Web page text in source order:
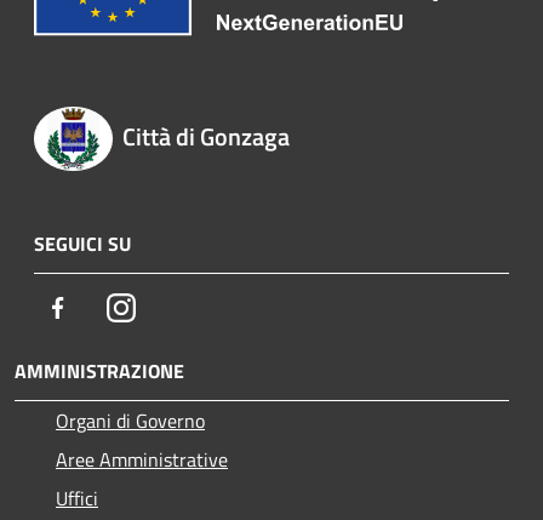
Città di Gonzaga
SEGUICI SU
FacebookInstagram
AMMINISTRAZIONE
Organi di Governo
Aree Amministrative
Uffici